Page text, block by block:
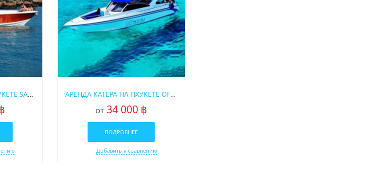
АРЕНДА КАТЕРА НА ПХУКЕТЕ SABI 375 АРЕНДА КАТЕРА НА ПХУКЕТЕ OFFSPRAY
от 34 000 ฿
ПОДРОБНЕЕ
Добавить к сравнению